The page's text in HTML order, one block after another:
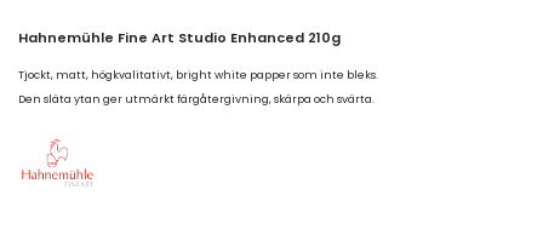
Hahnemühle Fine Art Studio Enhanced 210g
Tjockt, matt, högkvalitativt, bright white papper som inte bleks.
Den släta ytan ger utmärkt färgåtergivning, skärpa och svärta.